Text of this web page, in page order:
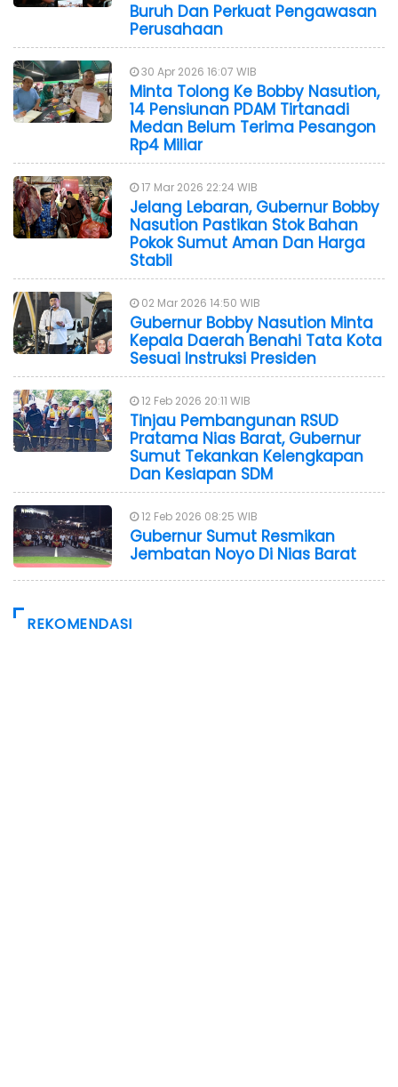
Buruh Dan Perkuat Pengawasan
Perusahaan
30 Apr 2026 16:07 WIB
Minta Tolong Ke Bobby Nasution,
14 Pensiunan PDAM Tirtanadi
Medan Belum Terima Pesangon
Rp4 Miliar
17 Mar 2026 22:24 WIB
Jelang Lebaran, Gubernur Bobby
Nasution Pastikan Stok Bahan
Pokok Sumut Aman Dan Harga
Stabil
02 Mar 2026 14:50 WIB
Gubernur Bobby Nasution Minta
Kepala Daerah Benahi Tata Kota
Sesuai Instruksi Presiden
12 Feb 2026 20:11 WIB
Tinjau Pembangunan RSUD
Pratama Nias Barat, Gubernur
Sumut Tekankan Kelengkapan
Dan Kesiapan SDM
12 Feb 2026 08:25 WIB
Gubernur Sumut Resmikan
Jembatan Noyo Di Nias Barat
REKOMENDASI